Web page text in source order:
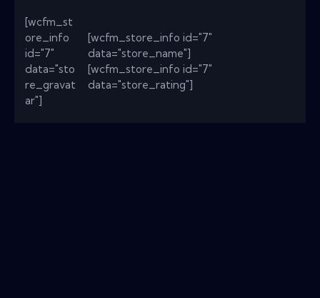
[wcfm_st
ore_info
id="7"
data="sto
re_gravat
ar"]
[wcfm_store_info id="7"
data="store_name"]
[wcfm_store_info id="7"
data="store_rating"]